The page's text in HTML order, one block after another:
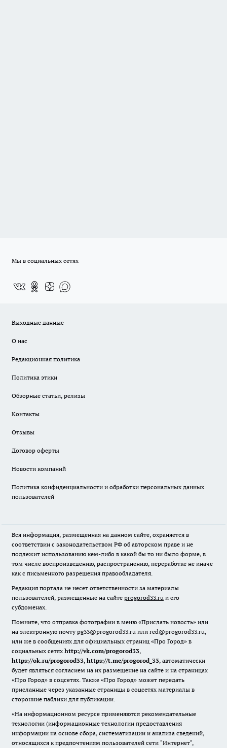
Мы в социальных сетях
Выходные данные
О нас
Редакционная политика
Политика этики
Обзорные статьи, релизы
Контакты
Отзывы
Договор оферты
Новости компаний
Политика конфиденциальности и обработки персональных данных
пользователей
Вся информация, размещенная на данном сайте, охраняется в
соответствии с законодательством РФ об авторском праве и не
подлежит использованию кем-либо в какой бы то ни было форме, в
том числе воспроизведению, распространению, переработке не иначе
как с письменного разрешения правообладателя.
Редакция портала не несет ответственности за материалы
пользователей, размещенные на сайте progorod33.ru и его
субдоменах.
Помните, что отправка фотографии в меню «Прислать новость» или
на электронную почту pg33@progorod33.ru или red@progorod33.ru,
или же в сообщениях для официальных страниц «Про Город» в
социальных сетях http://vk.com/progorod33,
https://ok.ru/progorod33, https://t.me/progorod_33, автоматически
будет являться согласием на их размещение на сайте и на страницах
«Про Город» в соцсетях. Также «Про Город» может передать
присланные через указанные страницы в соцсетях материалы в
сторонние паблики для публикации.
«На информационном ресурсе применяются рекомендательные
технологии (информационные технологии предоставления
информации на основе сбора, систематизации и анализа сведений,
относящихся к предпочтениям пользователей сети "Интернет",